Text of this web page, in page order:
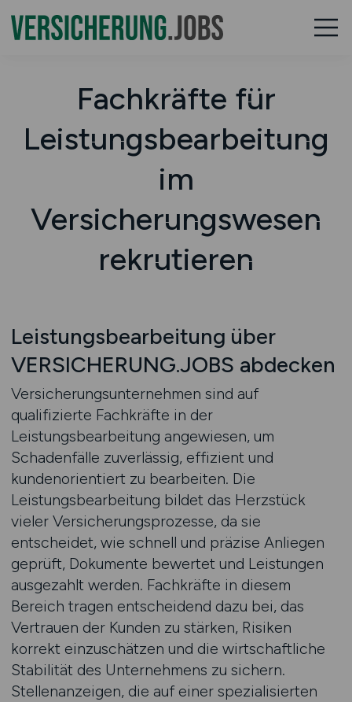
Fachkräfte für
Leistungsbearbeitung
im
Versicherungswesen
rekrutieren
Leistungsbearbeitung über
VERSICHERUNG.JOBS abdecken
Versicherungsunternehmen sind auf
qualifizierte Fachkräfte in der
Leistungsbearbeitung angewiesen, um
Schadenfälle zuverlässig, effizient und
kundenorientiert zu bearbeiten. Die
Leistungsbearbeitung bildet das Herzstück
vieler Versicherungsprozesse, da sie
entscheidet, wie schnell und präzise Anliegen
geprüft, Dokumente bewertet und Leistungen
ausgezahlt werden. Fachkräfte in diesem
Bereich tragen entscheidend dazu bei, das
Vertrauen der Kunden zu stärken, Risiken
korrekt einzuschätzen und die wirtschaftliche
Stabilität des Unternehmens zu sichern.
Stellenanzeigen, die auf einer spezialisierten